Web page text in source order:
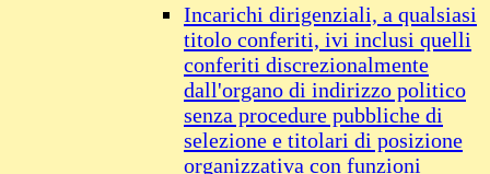
Incarichi dirigenziali, a qualsiasi
titolo conferiti, ivi inclusi quelli
conferiti discrezionalmente
dall'organo di indirizzo politico
senza procedure pubbliche di
selezione e titolari di posizione
organizzativa con funzioni